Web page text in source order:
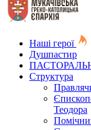
Наші герої
Душпастир
Структура
Теодора